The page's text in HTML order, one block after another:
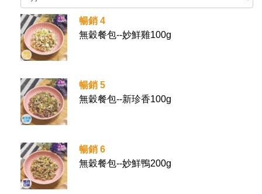
暢銷 4
無穀餐包--妙鮮雞100g
暢銷 5
無穀餐包--新珍香100g
暢銷 6
無穀餐包--妙鮮鴨200g